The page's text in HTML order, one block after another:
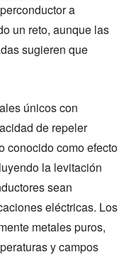
a
un reto, aunque las
sugieren que
únicos con
de repeler
conocido como efecto
la levitación
sean
eléctricas. Los
metales puros,
y campos